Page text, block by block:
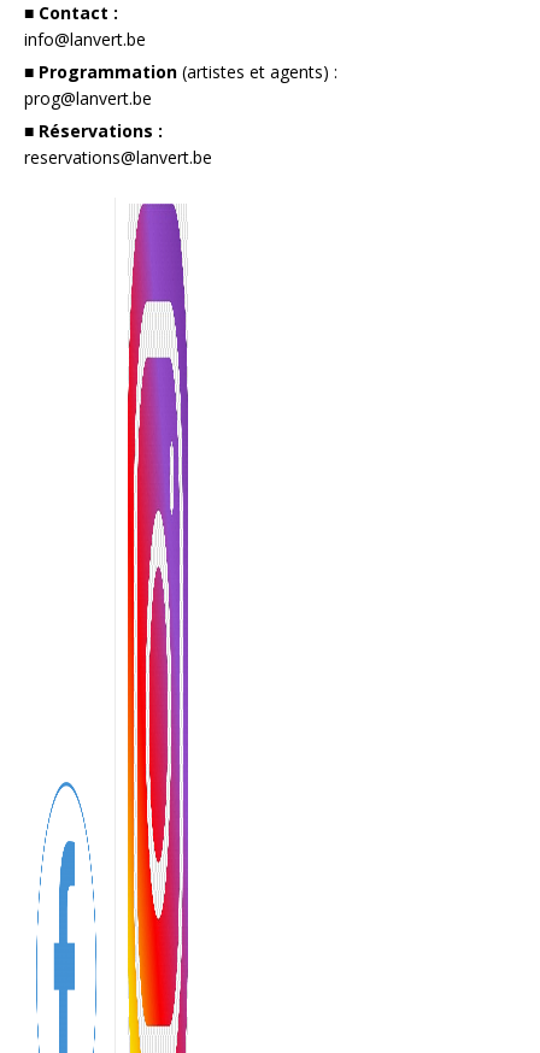
■ Contact :
info@lanvert.be
■ Programmation (artistes et agents) :
prog@lanvert.be
■ Réservations :
reservations@lanvert.be